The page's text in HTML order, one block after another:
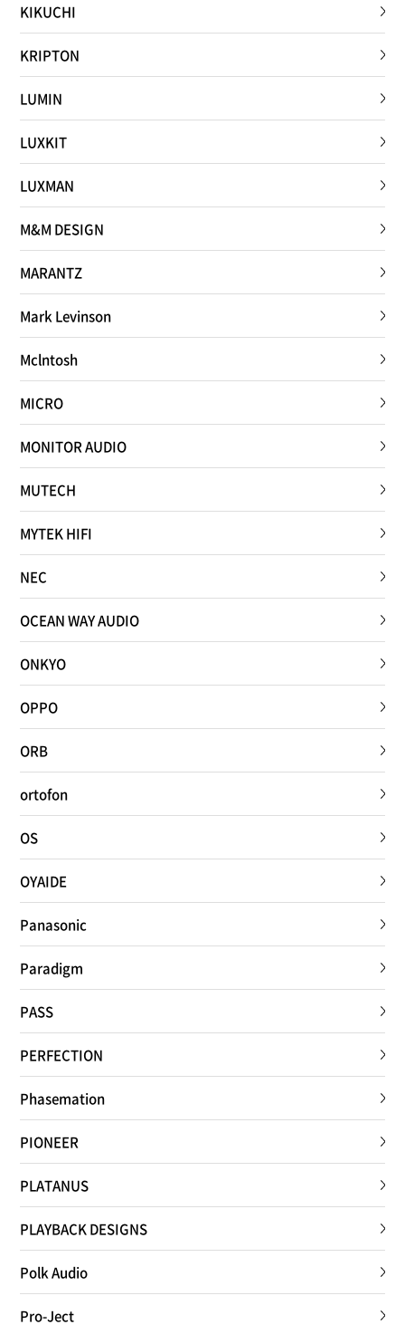
KIKUCHI
KRIPTON
LUMIN
LUXKIT
LUXMAN
M&M DESIGN
MARANTZ
Mark Levinson
Mclntosh
MICRO
MONITOR AUDIO
MUTECH
MYTEK HIFI
NEC
OCEAN WAY AUDIO
ONKYO
OPPO
ORB
ortofon
OS
OYAIDE
Panasonic
Paradigm
PASS
PERFECTION
Phasemation
PIONEER
PLATANUS
PLAYBACK DESIGNS
Polk Audio
Pro-Ject